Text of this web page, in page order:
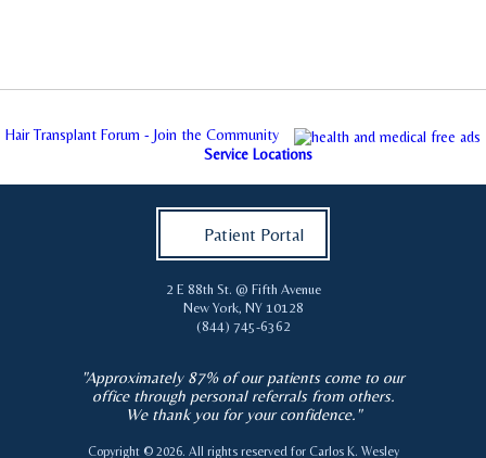
Hair Transplant Forum - Join the Community
Service Locations
Patient Portal
2 E 88th St. @ Fifth Avenue
New York, NY 10128
(844) 745-6362
"Approximately 87% of our patients come to our
office through personal referrals from others.
We thank you for your confidence."
Copyright © 2026. All rights reserved for Carlos K. Wesley